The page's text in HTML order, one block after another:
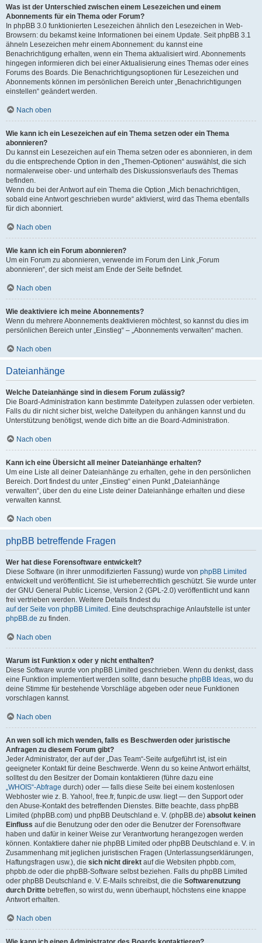
Was ist der Unterschied zwischen einem Lesezeichen und einem
Abonnements für ein Thema oder Forum?
In phpBB 3.0 funktionierten Lesezeichen ähnlich den Lesezeichen in Web-
Browsern: du bekamst keine Informationen bei einem Update. Seit phpBB 3.1
ähneln Lesezeichen mehr einem Abonnement: du kannst eine
Benachrichtigung erhalten, wenn ein Thema aktualisiert wird. Abonnements
hingegen informieren dich bei einer Aktualisierung eines Themas oder eines
Forums des Boards. Die Benachrichtigungsoptionen für Lesezeichen und
Abonnements können im persönlichen Bereich unter „Benachrichtigungen
einstellen“ geändert werden.
Nach oben
Wie kann ich ein Lesezeichen auf ein Thema setzen oder ein Thema
abonnieren?
Du kannst ein Lesezeichen auf ein Thema setzen oder es abonnieren, in dem
du die entsprechende Option in den „Themen-Optionen“ auswählst, die sich
normalerweise ober- und unterhalb des Diskussionsverlaufs des Themas
befinden.
Wenn du bei der Antwort auf ein Thema die Option „Mich benachrichtigen,
sobald eine Antwort geschrieben wurde“ aktivierst, wird das Thema ebenfalls
für dich abonniert.
Nach oben
Wie kann ich ein Forum abonnieren?
Um ein Forum zu abonnieren, verwende im Forum den Link „Forum
abonnieren“, der sich meist am Ende der Seite befindet.
Nach oben
Wie deaktiviere ich meine Abonnements?
Wenn du mehrere Abonnements deaktivieren möchtest, so kannst du dies im
persönlichen Bereich unter „Einstieg“ – „Abonnements verwalten“ machen.
Nach oben
Dateianhänge
Welche Dateianhänge sind in diesem Forum zulässig?
Die Board-Administration kann bestimmte Dateitypen zulassen oder verbieten.
Falls du dir nicht sicher bist, welche Dateitypen du anhängen kannst und du
Unterstützung benötigst, wende dich bitte an die Board-Administration.
Nach oben
Kann ich eine Übersicht all meiner Dateianhänge erhalten?
Um eine Liste all deiner Dateianhänge zu erhalten, gehe in den persönlichen
Bereich. Dort findest du unter „Einstieg“ einen Punkt „Dateianhänge
verwalten“, über den du eine Liste deiner Dateianhänge erhalten und diese
verwalten kannst.
Nach oben
phpBB betreffende Fragen
Wer hat diese Forensoftware entwickelt?
Diese Software (in ihrer unmodifizierten Fassung) wurde von phpBB Limited
entwickelt und veröffentlicht. Sie ist urheberrechtlich geschützt. Sie wurde unter
der GNU General Public License, Version 2 (GPL-2.0) veröffentlicht und kann
frei vertrieben werden. Weitere Details findest du
auf der Seite von phpBB Limited . Eine deutschsprachige Anlaufstelle ist unter
phpBB.de zu finden.
Nach oben
Warum ist Funktion x oder y nicht enthalten?
Diese Software wurde von phpBB Limited geschrieben. Wenn du denkst, dass
eine Funktion implementiert werden sollte, dann besuche phpBB Ideas, wo du
deine Stimme für bestehende Vorschläge abgeben oder neue Funktionen
vorschlagen kannst.
Nach oben
An wen soll ich mich wenden, falls es Beschwerden oder juristische
Anfragen zu diesem Forum gibt?
Jeder Administrator, der auf der „Das Team“-Seite aufgeführt ist, ist ein
geeigneter Kontakt für deine Beschwerde. Wenn du so keine Antwort erhältst,
solltest du den Besitzer der Domain kontaktieren (führe dazu eine
„WHOIS“-Abfrage durch) oder — falls diese Seite bei einem kostenlosen
Webhoster wie z. B. Yahoo!, free.fr, funpic.de usw. liegt — den Support oder
den Abuse-Kontakt des betreffenden Dienstes. Bitte beachte, dass phpBB
Limited (phpBB.com) und phpBB Deutschland e. V. (phpBB.de) absolut keinen
Einfluss auf die Benutzung oder den oder die Benutzer der Forensoftware
haben und dafür in keiner Weise zur Verantwortung herangezogen werden
können. Kontaktiere daher nie phpBB Limited oder phpBB Deutschland e. V. in
Zusammenhang mit jeglichen juristischen Fragen (Unterlassungserklärungen,
Haftungsfragen usw.), die sich nicht direkt auf die Websiten phpbb.com,
phpbb.de oder die phpBB-Software selbst beziehen. Falls du phpBB Limited
oder phpBB Deutschland e. V. E-Mails schreibst, die die Softwarenutzung
durch Dritte betreffen, so wirst du, wenn überhaupt, höchstens eine knappe
Antwort erhalten.
Nach oben